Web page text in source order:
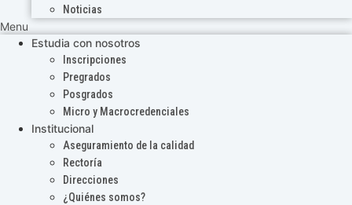
Noticias
Menu
Estudia con nosotros
Inscripciones
Pregrados
Posgrados
Micro y Macrocredenciales
Institucional
Aseguramiento de la calidad
Rectoría
Direcciones
¿Quiénes somos?